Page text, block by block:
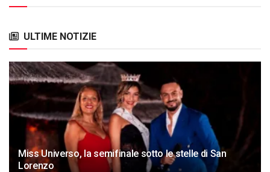
ULTIME NOTIZIE
Miss Universo, la semifinale sotto le stelle di San
Lorenzo